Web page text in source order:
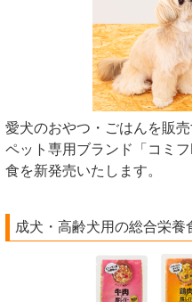
愛犬のおやつ・ごはんを販
ペット専用ブランド「コミ
食を新発売いたします。
成犬・高齢犬用の総合栄養